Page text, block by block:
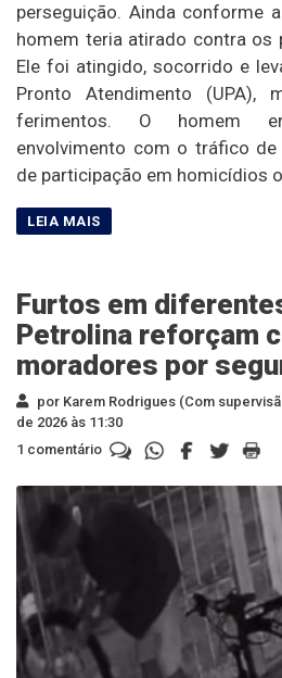
perseguição. Ainda conforme
homem teria atirado contra os
Ele foi atingido, socorrido e
Pronto Atendimento (UPA),
ferimentos. O homem
envolvimento com o tráfico
de participação em homicídios
Furtos em
Petrolina reforçam
moradores por
por Karem Rodrigues (Com
de 2026 às 11:30
1 comentário